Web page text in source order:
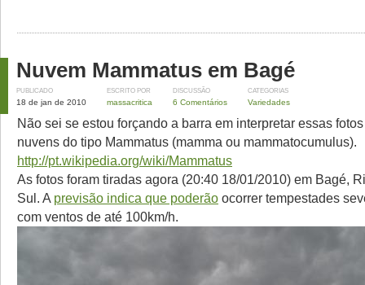
Nuvem Mammatus em Bagé
PUBLICADO
18 de jan de 2010
ESCRITO POR
massacritica
DISCUSSÃO
6 Comentários
CATEGORIAS
Variedades
Não sei se estou forçando a barra em interpretar essas
nuvens do tipo Mammatus (mamma ou mammatocumulus).
http://pt.wikipedia.org/wiki/Mammatus
As fotos foram tiradas agora (20:40 18/01/2010) em Bagé,
Sul. A previsão indica que poderão ocorrer tempestades
com ventos de até 100km/h.